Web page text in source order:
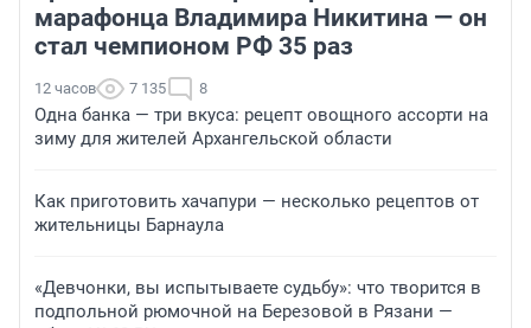
марафонца Владимира Никитина — он
стал чемпионом РФ 35 раз
12 часов 7 135 8
Одна банка — три вкуса: рецепт овощного ассорти на
зиму для жителей Архангельской области
Как приготовить хачапури — несколько рецептов от
жительницы Барнаула
«Девчонки, вы испытываете судьбу»: что творится в
подпольной рюмочной на Березовой в Рязани —